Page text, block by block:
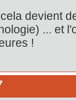
devient
... et
!